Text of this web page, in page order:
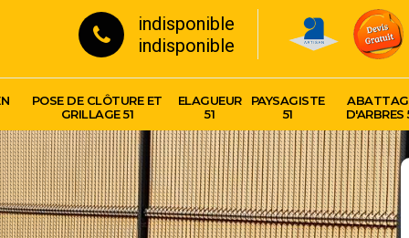
indisponible
indisponible
POSE DE CLÔTURE ET
GRILLAGE 51
ELAGUEUR
51
PAYSAGISTE
51
D'ARBRES